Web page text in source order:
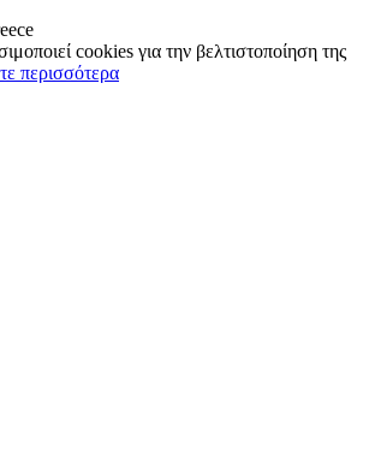
cookies για την βελτιστοποίηση της
περισσότερα